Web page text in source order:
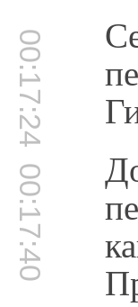
00:17:24
00:17:40